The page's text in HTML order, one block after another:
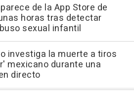
de la App Store de
horas tras detectar
sexual infantil
investiga la muerte a tiros
mexicano durante una
directo